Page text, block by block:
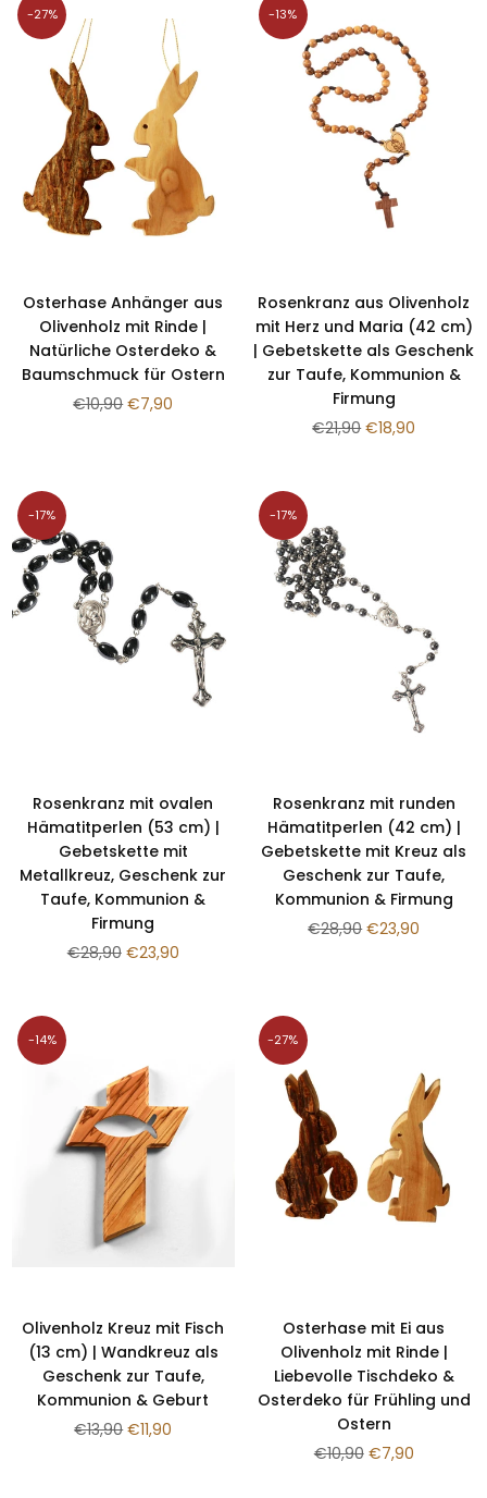
-27%
Osterhase Anhänger aus
Olivenholz mit Rinde |
Natürliche Osterdeko &
Baumschmuck für Ostern
Normaler
€10,90 €7,90
-13%
Rosenkranz aus Olivenholz
mit Herz und Maria (42 cm)
| Gebetskette als Geschenk
zur Taufe, Kommunion &
Firmung
Normaler
€21,90 €18,90
-17%
Rosenkranz mit ovalen
Hämatitperlen (53 cm) |
Gebetskette mit
Metallkreuz, Geschenk zur
Taufe, Kommunion &
Firmung
Normaler
€28,90 €23,90
-17%
Rosenkranz mit runden
Hämatitperlen (42 cm) |
Gebetskette mit Kreuz als
Geschenk zur Taufe,
Kommunion & Firmung
Normaler
€28,90 €23,90
-14%
Olivenholz Kreuz mit Fisch
(13 cm) | Wandkreuz als
Geschenk zur Taufe,
Kommunion & Geburt
Normaler
€13,90 €11,90
-27%
Osterhase mit Ei aus
Olivenholz mit Rinde |
Liebevolle Tischdeko &
Osterdeko für Frühling und
Ostern
Normaler
€10,90 €7,90